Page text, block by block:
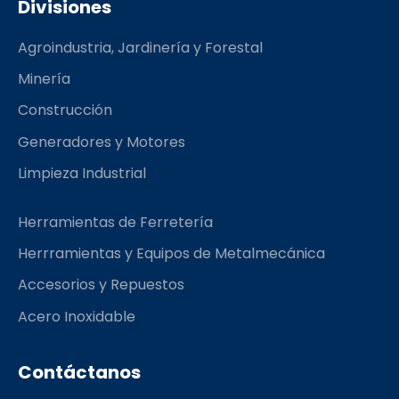
b
o
k
a
r
Divisiones
Agroindustria, Jardinería y Forestal
Minería
Construcción
Generadores y Motores
Limpieza Industrial
Herramientas de Ferretería
Herrramientas y Equipos de Metalmecánica
Accesorios y Repuestos
Acero Inoxidable
Contáctanos